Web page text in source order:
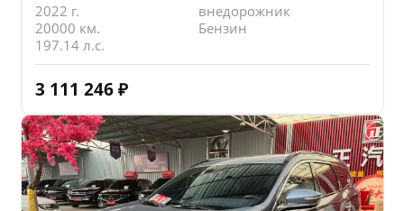
2022 г.
внедорожник
20000 км.
Бензин
197.14 л.с.
3 111 246 ₽